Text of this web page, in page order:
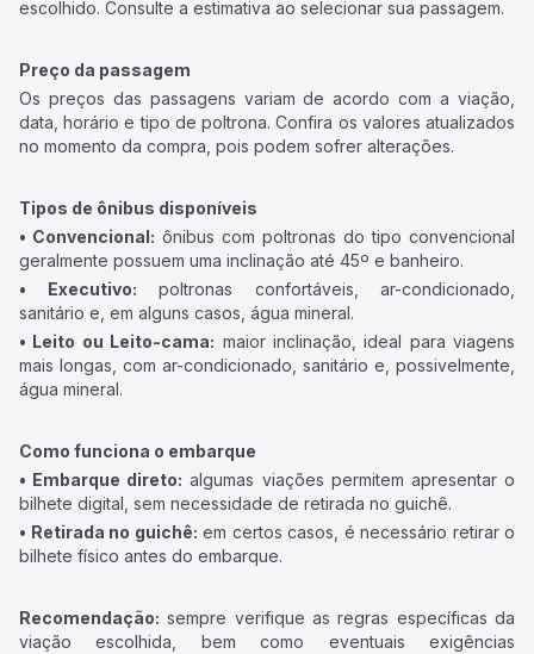
escolhido. Consulte a estimativa ao selecionar sua passagem.
Preço da passagem
Os preços das passagens variam de acordo com a viação,
data, horário e tipo de poltrona. Confira os valores atualizados
no momento da compra, pois podem sofrer alterações.
Tipos de ônibus disponíveis
• Convencional: ônibus com poltronas do tipo convencional
geralmente possuem uma inclinação até 45º e banheiro.
• Executivo: poltronas confortáveis, ar-condicionado,
sanitário e, em alguns casos, água mineral.
• Leito ou Leito-cama: maior inclinação, ideal para viagens
mais longas, com ar-condicionado, sanitário e, possivelmente,
água mineral.
Como funciona o embarque
• Embarque direto: algumas viações permitem apresentar o
bilhete digital, sem necessidade de retirada no guichê.
• Retirada no guichê: em certos casos, é necessário retirar o
bilhete físico antes do embarque.
Recomendação: sempre verifique as regras específicas da
viação escolhida, bem como eventuais exigências